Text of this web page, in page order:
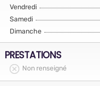
Vendredi
Samedi
Dimanche
PRESTATIONS
Non renseigné